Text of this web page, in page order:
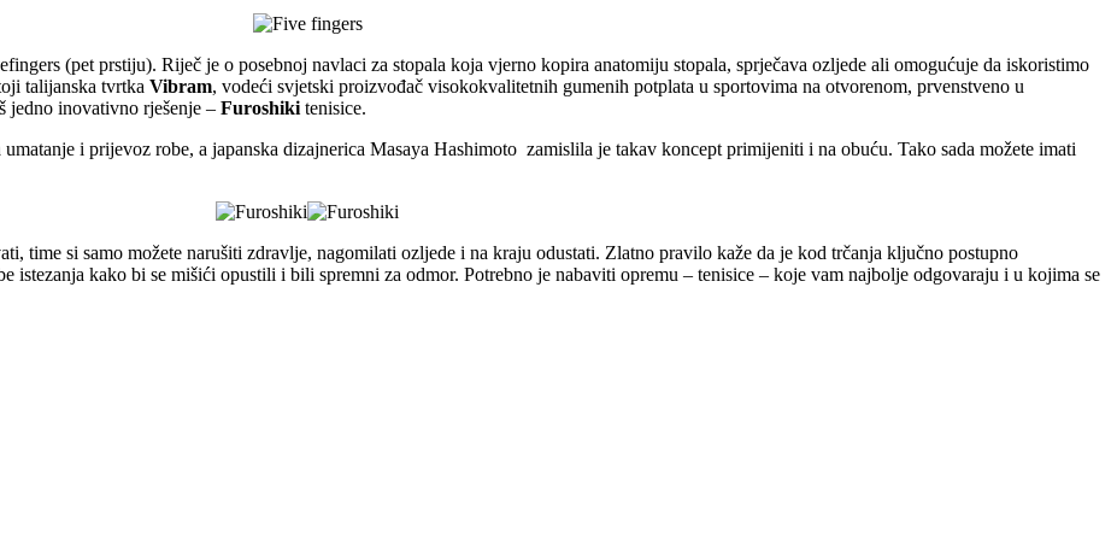
(pet prstiju). Riječ je o posebnoj navlaci za stopala koja vjerno kopira anatomiju stopala, sprječava ozljede ali omogućuje da iskoristimo
talijanska tvrtka Vibram, vodeći svjetski proizvođač visokokvalitetnih gumenih potplata u sportovima na otvorenom, prvenstveno u
jedno inovativno rješenje – Furoshikitenisice.
i prijevoz robe, a japanska dizajnerica Masaya Hashimoto zamislila je takav koncept primijeniti i na obuću. Tako sada možete imati
time si samo možete narušiti zdravlje, nagomilati ozljede i na kraju odustati. Zlatno pravilo kaže da je kod trčanja ključno postupno
istezanja kako bi se mišići opustili i bili spremni za odmor. Potrebno je nabaviti opremu – tenisice – koje vam najbolje odgovaraju i u kojima se